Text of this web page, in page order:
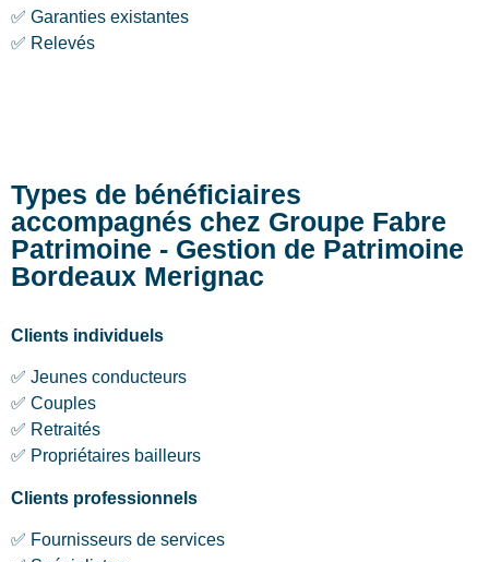
✅ Garanties existantes
✅ Relevés
Types de bénéficiaires
accompagnés chez Groupe Fabre
Patrimoine - Gestion de Patrimoine
Bordeaux Merignac
Clients individuels
✅ Jeunes conducteurs
✅ Couples
✅ Retraités
✅ Propriétaires bailleurs
Clients professionnels
✅ Fournisseurs de services